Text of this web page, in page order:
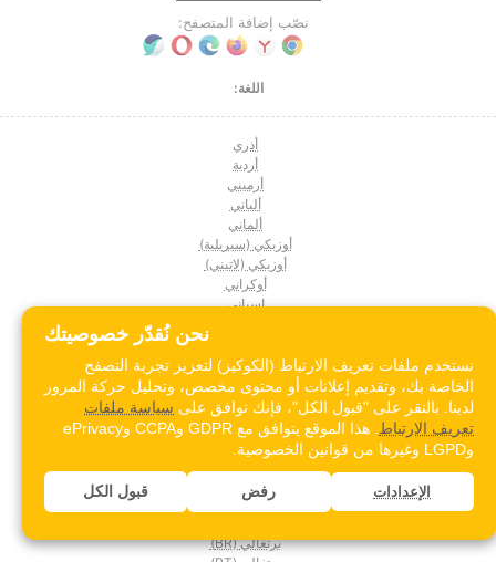
نصّب إضافة المتصفح:
اللغة:
أذري
أردية
أرميني
ألباني
ألماني
أوزبكي (سيريلية)
أوزبكي (لاتيني)
أوكراني
إسباني
إيرلندي
إيطالي
الأمهرية
الإندونيسية
التاميلية
السنهالية
السواحيلية
الصينية (التقليدية)
برتغالي (BR)
نحن نُقدّر خصوصيتك
نستخدم ملفات تعريف الارتباط (الكوكيز) لتعزيز تجربة التصفح
الخاصة بك، وتقديم إعلانات أو محتوى مخصص، وتحليل حركة المرور
لدينا. بالنقر على "قبول الكل"، فإنك توافق على سياسة ملفات
تعريف الارتباط
. هذا الموقع يتوافق مع GDPR وCCPA وePrivacy
وLGPD وغيرها من قوانين الخصوصية.
الإعدادات رفض قبول الكل